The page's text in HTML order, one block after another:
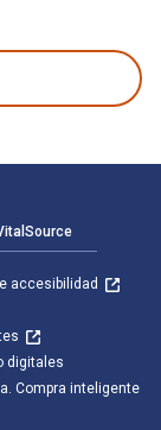
accesibilidad
digitales
Compra inteligente